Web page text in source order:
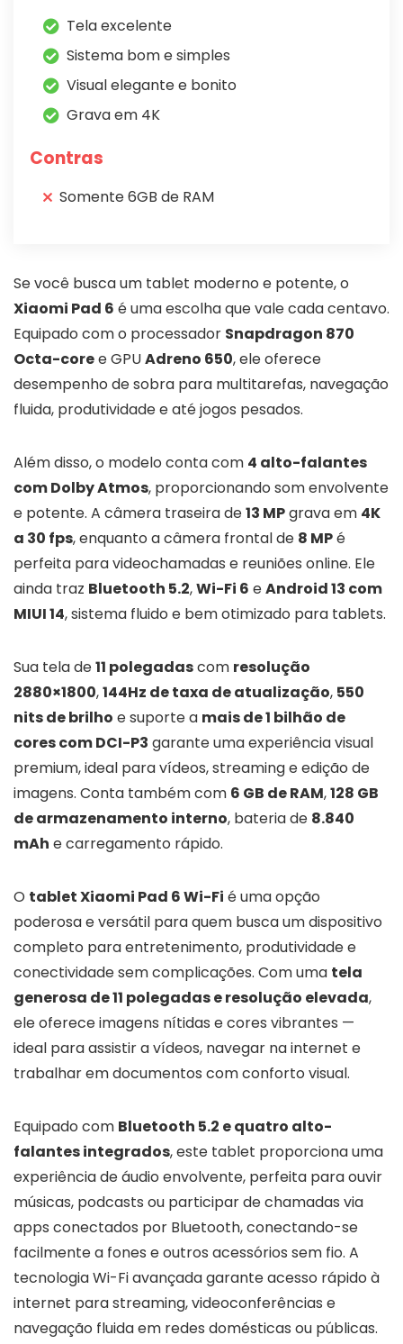
Tela excelente
Sistema bom e simples
Visual elegante e bonito
Grava em 4K
Contras
Somente 6GB de RAM
Se você busca um tablet moderno e potente, o
Xiaomi Pad 6 é uma escolha que vale cada centavo.
Equipado com o processador Snapdragon 870
Octa-coree GPUAdreno 650, ele oferece
desempenho de sobra para multitarefas, navegação
fluida, produtividade e até jogos pesados.
Além disso, o modelo conta com 4 alto-falantes
com Dolby Atmos, proporcionando som envolvente
e potente. A câmera traseira de13 MPgrava em 4K
a 30 fps, enquanto a câmera frontal de 8 MPé
perfeita para videochamadas e reuniões online. Ele
ainda traz Bluetooth 5.2,Wi-Fi 6 eAndroid 13 com
MIUI 14, sistema fluido e bem otimizado para tablets.
Sua tela de11 polegadascom resolução
2880×1800,144Hz de taxa de atualização, 550
nits de brilho e suporte a mais de 1 bilhão de
cores com DCI-P3 garante uma experiência visual
premium, ideal para vídeos, streaming e edição de
imagens. Conta também com 6 GB de RAM,128 GB
de armazenamento interno, bateria de 8.840
mAh e carregamento rápido.
O tablet Xiaomi Pad 6 Wi-Fi é uma opção
poderosa e versátil para quem busca um dispositivo
completo para entretenimento, produtividade e
conectividade sem complicações. Com uma tela
generosa de 11 polegadas e resolução elevada,
ele oferece imagens nítidas e cores vibrantes —
ideal para assistir a vídeos, navegar na internet e
trabalhar em documentos com conforto visual.
Equipado com Bluetooth 5.2 e quatro alto-
falantes integrados, este tablet proporciona uma
experiência de áudio envolvente, perfeita para ouvir
músicas, podcasts ou participar de chamadas via
apps conectados por Bluetooth, conectando-se
facilmente a fones e outros acessórios sem fio. A
tecnologia Wi-Fi avançada garante acesso rápido à
internet para streaming, videoconferências e
navegação fluida em redes domésticas ou públicas.